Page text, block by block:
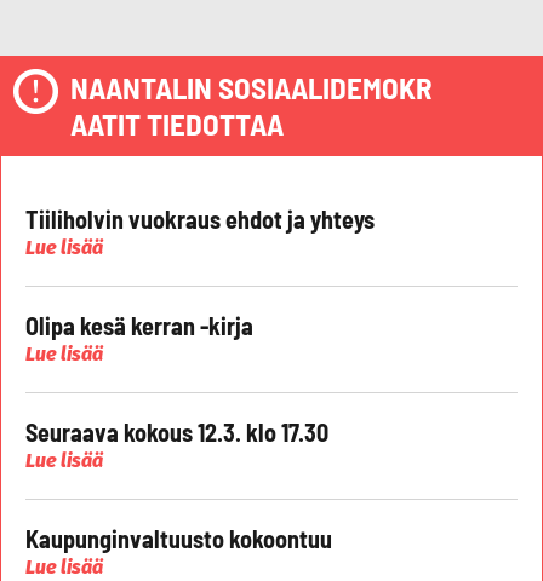
NAANTALIN SOSIAALIDEMOKR
AATIT TIEDOTTAA
Tiiliholvin vuokraus ehdot ja yhteys
Lue lisää
Olipa kesä kerran -kirja
Lue lisää
Seuraava kokous 12.3. klo 17.30
Lue lisää
Kaupunginvaltuusto kokoontuu
Lue lisää